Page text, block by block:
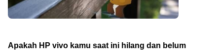
Apakah HP vivo kamu saat ini hilang dan belum